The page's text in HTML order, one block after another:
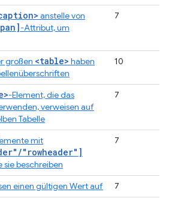
anstelle von
-Attribut, um
7
großen <table> haben
10
-Element, die das
verweisen auf
Tabelle
7
mit
"rowheader"]
sie beschreiben
7
einen gültigen Wert auf 7